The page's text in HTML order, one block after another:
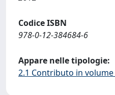
Codice ISBN
978-0-12-384684-6
Appare nelle tipologie:
2.1 Contributo in